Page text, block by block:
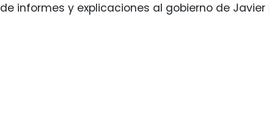
de informes y explicaciones al gobierno de